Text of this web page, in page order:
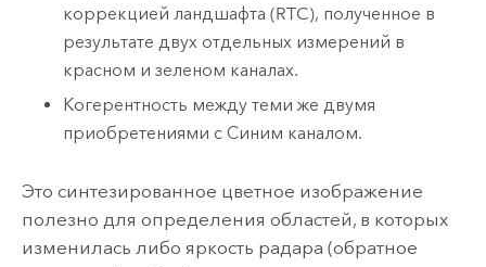
коррекцией ландшафта (RTC), полученное в
результате двух отдельных измерений в
красном и зеленом каналах.
Когерентность между теми же двумя
приобретениями с Синим каналом.
Это синтезированное цветное изображение
полезно для определения областей, в которых
изменилась либо яркость радара (обратное